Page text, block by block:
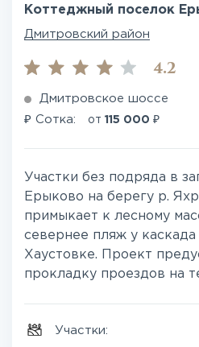
Коттеджный поселок
Дмитровский район
4.2
Дмитровское шоссе
₽ Сотка: от 115 000 ₽
Участки без подряда в
Ерыково на берегу р.
примыкает к лесному
севернее пляж у каскада
Хаустовке. Проект
прокладку проездов на
Участки: